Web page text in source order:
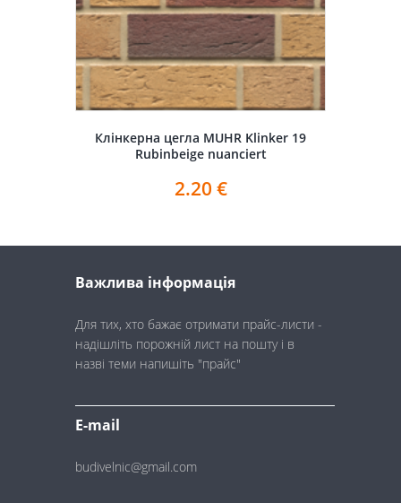
Клінкерна цегла MUHR Klinker 19
Rubinbeige nuanciert
2.20 €
Важлива інформація
Для тих, хто бажає отримати прайс-листи -
надішліть порожній лист на пошту і в
назві теми напишіть "прайс"
E-mail
budivelnic@gmail.com